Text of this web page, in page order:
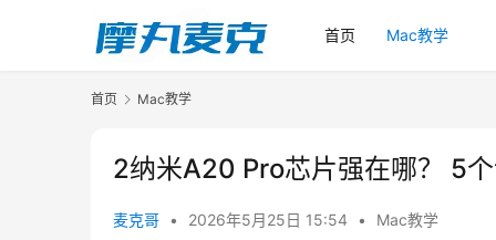
首页 Mac教学
首页 Mac教学
2纳米A20 Pro芯片强在哪？ 5
麦克哥 • 2026年5月25日 15:54 • Mac教学